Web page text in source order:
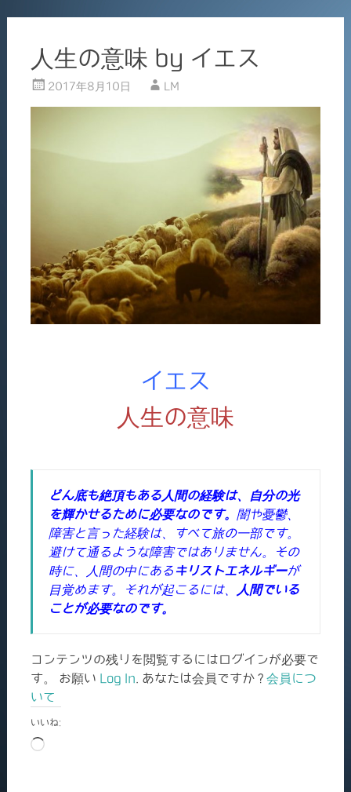
k
人生の意味 by イエス
2017年8月10日 LM
イエス
人生の意味
どん底も絶頂もある人間の経験は、自分の光
を輝かせるために必要なのです。 闇や憂鬱、
障害と言った経験は、すべて旅の一部です。
避けて通るような障害ではありません。その
時に、人間の中にあるキリストエネルギーが
目覚めます。それが起こるには、
人間でいる
ことが必要なのです。
コンテンツの残りを閲覧するにはログインが必要で
す。 お願い Log In . あなたは会員ですか ? 会員につ
いて
いいね:
読